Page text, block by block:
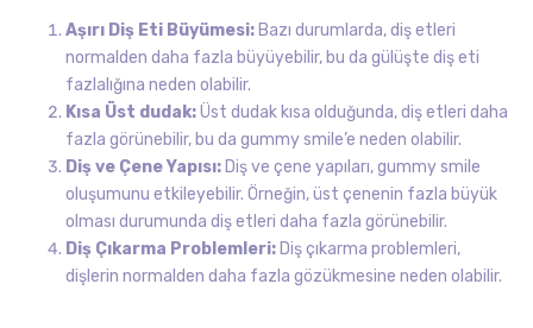
Aşırı Diş Eti Büyümesi: Bazı durumlarda, diş etleri
normalden daha fazla büyüyebilir, bu da gülüşte diş eti
fazlalığına neden olabilir.
Kısa Üst dudak:Üst dudak kısa olduğunda, diş etleri daha
fazla görünebilir, bu da gummy smile’e neden olabilir.
Diş ve Çene Yapısı: Diş ve çene yapıları, gummy smile
oluşumunu etkileyebilir. Örneğin, üst çenenin fazla büyük
olması durumunda diş etleri daha fazla görünebilir.
Diş Çıkarma Problemleri: Diş çıkarma problemleri,
dişlerin normalden daha fazla gözükmesine neden olabilir.